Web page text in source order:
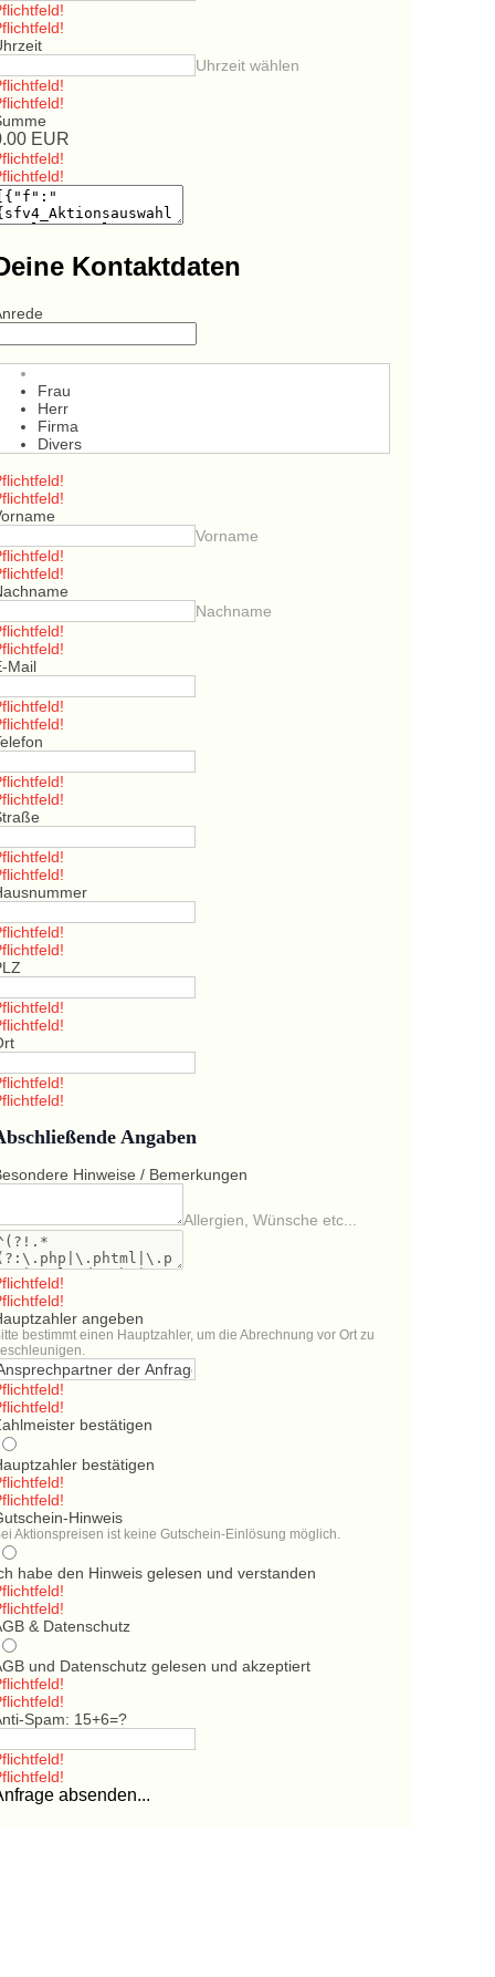
Uhrzeit wählen
EUR
Kontaktdaten
Frau
Herr
Firma
Divers
Vorname
Nachname
Mail
Angaben
Hinweise / Bemerkungen
Allergien, Wünsche etc...
angeben
bestimmt einen Hauptzahler, um die Abrechnung vor Ort zu
bestätigen
bestätigen
Hinweis
Aktionspreisen ist keine Gutschein-Einlösung möglich.
habe den Hinweis gelesen und verstanden
& Datenschutz
und Datenschutz gelesen und akzeptiert
Spam: 15+6=?
absenden...